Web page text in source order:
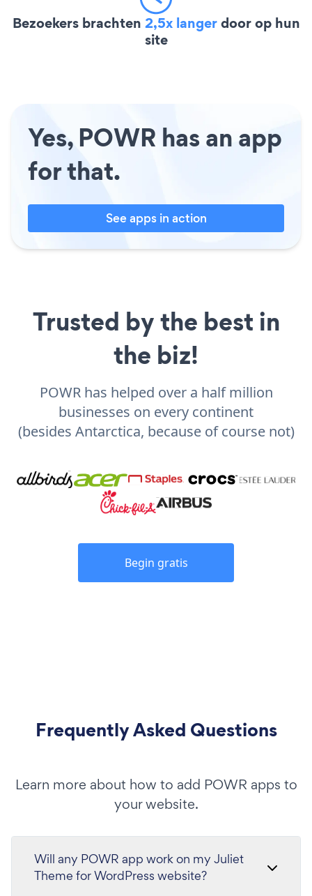
Bezoekers brachten 2,5x langerdoor op hun
site
Yes, POWR has an app
for that.
See apps in action
Trusted by the best in
the biz!
POWR has helped over a half million
businesses on every continent
(besides Antarctica, because of course not)
Begin gratis
Frequently Asked Questions
Learn more about how to add POWR apps to
your website.
Will any POWR app work on my Juliet
Theme for WordPress website?